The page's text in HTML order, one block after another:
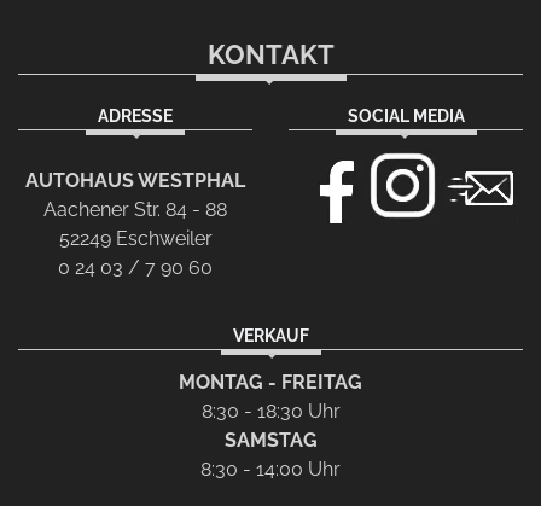
KONTAKT
ADRESSE
AUTOHAUS WESTPHAL
Aachener Str. 84 - 88
52249 Eschweiler
0 24 03 / 7 90 60
SOCIAL MEDIA
VERKAUF
MONTAG - FREITAG
8:30 - 18:30 Uhr
SAMSTAG
8:30 - 14:00 Uhr